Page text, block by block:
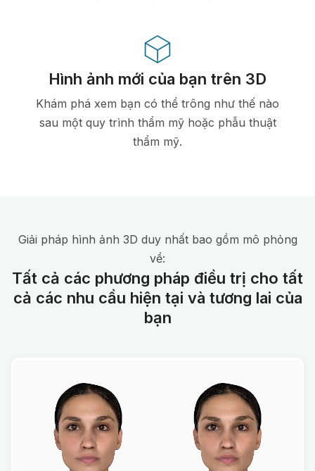
Hình ảnh mới của bạn trên 3D
Khám phá xem bạn có thể trông như thế nào
sau một quy trình thẩm mỹ hoặc phẫu thuật
thẩm mỹ.
Giải pháp hình ảnh 3D duy nhất bao gồm mô phỏng
về:
Tất cả các phương pháp điều trị cho tất
cả các nhu cầu hiện tại và tương lai của
bạn